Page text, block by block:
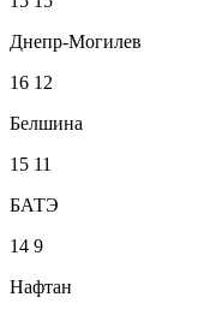
Днепр-Могилев
16 12
Белшина
15 11
БАТЭ
14 9
Нафтан